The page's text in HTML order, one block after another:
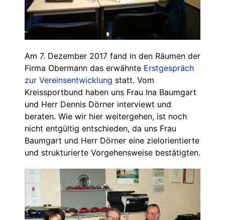
Am 7. Dezember 2017 fand in den Räumen der
Firma Obermann das erwähnte Erstgespräch
zur Vereinsentwicklung statt. Vom
Kreissportbund haben uns Frau Ina Baumgart
und Herr Dennis Dörner interviewt und
beraten. Wie wir hier weitergehen, ist noch
nicht entgültig entschieden, da uns Frau
Baumgart und Herr Dörner eine zielorientierte
und strukturierte Vorgehensweise bestätigten.